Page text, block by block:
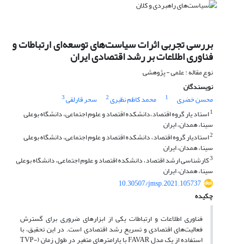
بررسی تجربی اثرات سیاست‌های توسعه‌ای ارتباطات و
فناوری اطلاعات بر رشد اقتصادی ایران
نوع مقاله : علمی - پژوهشی
نویسندگان
محسن خضری
1 محمد کاظم نظیری2 سحر قارلقی3
1استاد یار گروه اقتصاد،دانشکده اقتصاد و علوم اجتماعی، دانشگاه بوعلی
سینا، همدان، ایران
2استادیار گروه اقتصاد، دانشکده اقتصاد و علوم اجتماعی، دانشگاه بوعلی
سینا، همدان، ایران
3کارشناسی ارشد اقتصاد، دانشکده اقتصاد و علوم اجتماعی، دانشگاه بوعلی
سینا، همدان، ایران
10.30507/jmsp.2021.105737
چکیده
فناوری اطلاعات و ارتباطات یکی از ابزارهای ضروری برای گسترش
فعالیت‌های اقتصادی و تسریع رشد اقتصادی است. در این تحقیق، با
استفاده از یک مدل FAVAR با پارامترهای متغیر در طول زمان (TVP-